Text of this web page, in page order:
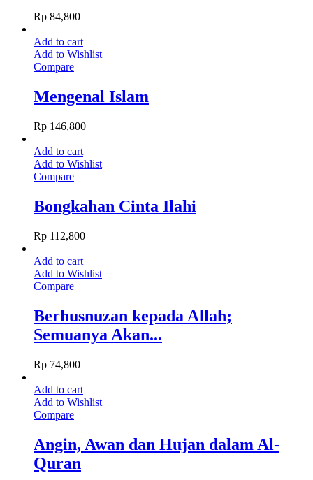
Rp 84,800
Add to cart
Add to Wishlist
Compare
Mengenal Islam
Rp 146,800
Add to cart
Add to Wishlist
Compare
Bongkahan Cinta Ilahi
Rp 112,800
Add to cart
Add to Wishlist
Compare
Berhusnuzan kepada Allah;
Semuanya Akan...
Rp 74,800
Add to cart
Add to Wishlist
Compare
Angin, Awan dan Hujan dalam Al-
Quran